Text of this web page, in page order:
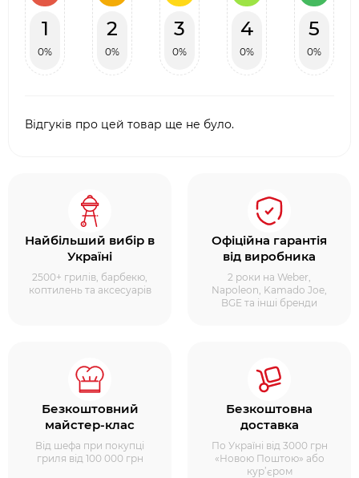
1
0%
2
0%
3
0%
4
0%
5
0%
Відгуків про цей товар ще не було.
Найбільший вибір в
Україні
2500+ грилів, барбекю,
коптилень та аксесуарів
Офіційна гарантія
від виробника
2 роки на Weber,
Napoleon, Kamado Joe,
BGE та інші бренди
Безкоштовний
майстер-клас
Від шефа при покупці
гриля від 100 000 грн
Безкоштовна
доставка
По Україні від 3000 грн
«Новою Поштою» або
кур’єром